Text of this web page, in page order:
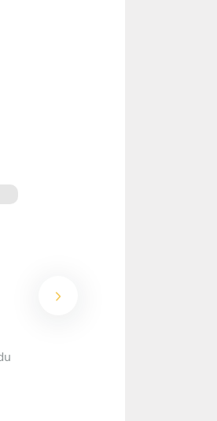
ChefMatteo Zamboni